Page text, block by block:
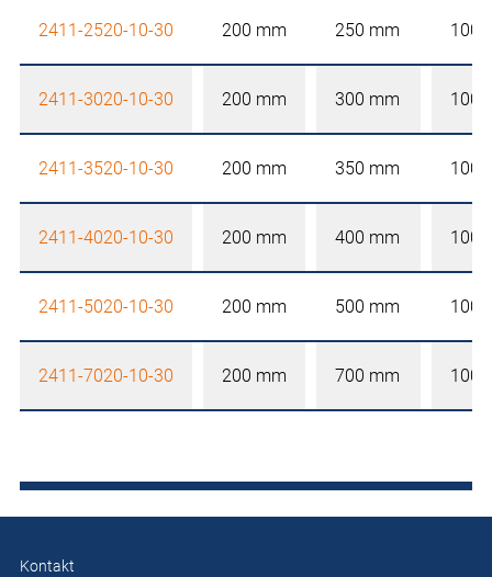
2411-2520-10-30 200 mm 250 mm 100
2411-3020-10-30 200 mm 300 mm 100
2411-3520-10-30 200 mm 350 mm 100
2411-4020-10-30 200 mm 400 mm 100
2411-5020-10-30 200 mm 500 mm 100
2411-7020-10-30 200 mm 700 mm 100
Kontakt